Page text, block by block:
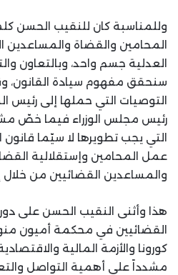
وللمناسبة كان للنقيب الحسن
المحامين والقضاة والمساعدين
العدلية جسم واحد، وبالتعاون
سنحقق مفهوم سيادة القانون،
التوصيات التي حملها إلى رئيس
رئيس مجلس الوزراء فيما خصّ
التي يجب تطويرها لا سيّما قانون
عمل المحامين وإستقلالية
والمساعدين القضائيين من
هذا وأثنى النقيب الحسن على
القضائيين في محكمة أميون
كورونا والأزمة المالية
مشدداً على أهمية التواصل